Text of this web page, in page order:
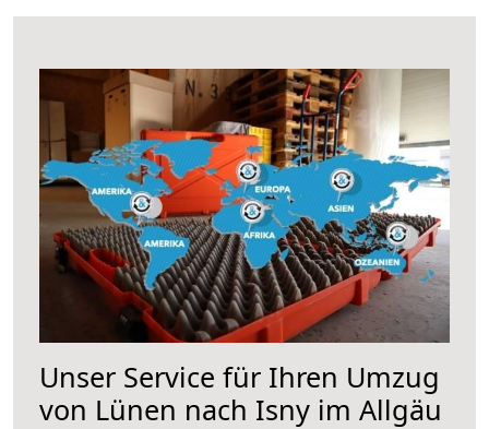
Unser Service für Ihren Umzug
von Lünen nach Isny im Allgäu